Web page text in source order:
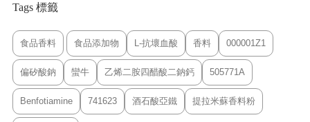
Tags 標籤
食品香料 食品添加物 L-抗壞血酸 香料 000001Z1
偏矽酸鈉 蠻牛 乙烯二胺四醋酸二鈉鈣 505771A
Benfotiamine 741623 酒石酸亞鐵 提拉米蘇香料粉